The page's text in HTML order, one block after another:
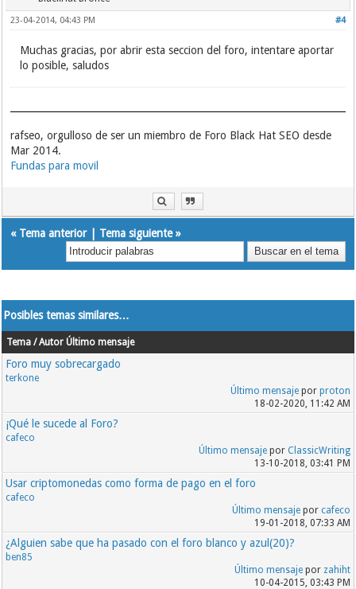
#4
23-04-2014, 04:43 PM
Muchas gracias, por abrir esta seccion del foro, intentare aportar
lo posible, saludos
rafseo, orgulloso de ser un miembro de Foro Black Hat SEO desde
Mar 2014.
Fundas para movil
« Tema anterior| Tema siguiente»
Posibles temas similares…
Tema / Autor Último mensaje
Foro muy sobrecargado
terkone
Último mensajepor proton
18-02-2020, 11:42 AM
¡Qué le sucede al Foro?
cafeco
Último mensajepor ClassicWriting
13-10-2018, 03:41 PM
Usar criptomonedas como forma de pago en el foro
cafeco
Último mensajepor cafeco
19-01-2018, 07:33 AM
¿Alguien sabe que ha pasado con el foro blanco y azul(20)?
ben85
Último mensajepor zahiht
10-04-2015, 03:43 PM